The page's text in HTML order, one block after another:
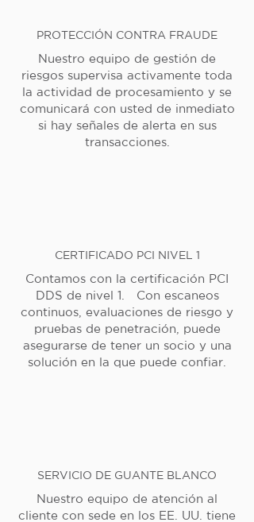
PROTECCIÓN CONTRA FRAUDE
Nuestro equipo de gestión de
riesgos supervisa activamente toda
la actividad de procesamiento y se
comunicará con usted de inmediato
si hay señales de alerta en sus
transacciones.
CERTIFICADO PCI NIVEL 1
Contamos con la certificación PCI
DDS de nivel 1. Con escaneos
continuos, evaluaciones de riesgo y
pruebas de penetración, puede
asegurarse de tener un socio y una
solución en la que puede confiar.
SERVICIO DE GUANTE BLANCO
Nuestro equipo de atención al
cliente con sede en los EE. UU. tiene